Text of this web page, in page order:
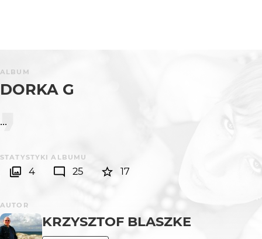
ALBUM
DORKA G
...
STATYSTYKI ALBUMU
4 25 17
AUTOR
KRZYSZTOF BLASZKE